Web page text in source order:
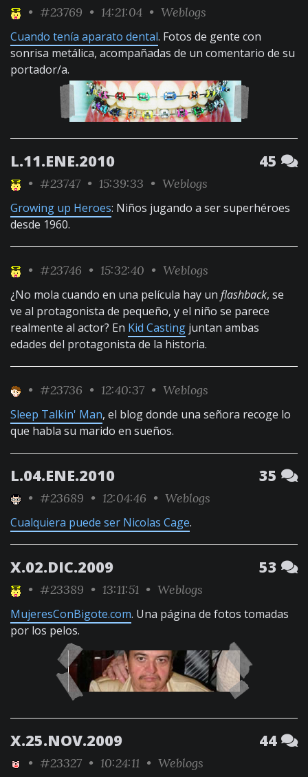
• #23769 • 14:21:04 • Weblogs
Cuando tenía aparato dental. Fotos de gente con
sonrisa metálica, acompañadas de un comentario de su
portador/a.
L.11.ENE.2010 45
• #23747 • 15:39:33 • Weblogs
Growing up Heroes: Niños jugando a ser superhéroes
desde 1960.
• #23746 • 15:32:40 • Weblogs
¿No mola cuando en una película hay un flashback, se
ve al protagonista de pequeño, y el niño se parece
realmente al actor? En Kid Casting juntan ambas
edades del protagonista de la historia.
• #23736 • 12:40:37 • Weblogs
Sleep Talkin' Man, el blog donde una señora recoge lo
que habla su marido en sueños.
L.04.ENE.2010 35
• #23689 • 12:04:46 • Weblogs
Cualquiera puede ser Nicolas Cage.
X.02.DIC.2009 53
• #23389 • 13:11:51 • Weblogs
MujeresConBigote.com. Una página de fotos tomadas
por los pelos.
X.25.NOV.2009 44
• #23327 • 10:24:11 • Weblogs